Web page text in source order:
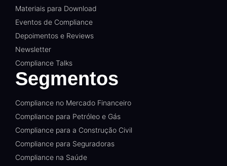
Materiais para Download
Eventos de Compliance
Depoimentos e Reviews
Newsletter
Compliance Talks
Segmentos
Compliance no Mercado Financeiro
Compliance para Petróleo e Gás
Compliance para a Construção Civil
Compliance para Seguradoras
Compliance na Saúde